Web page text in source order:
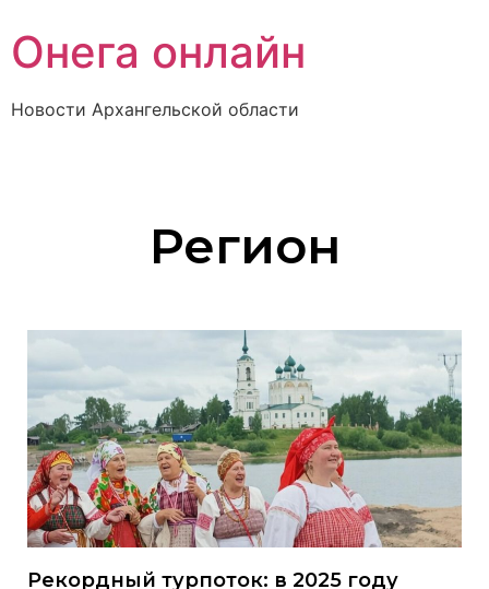
Онега онлайн
Новости Архангельской области
Регион
Рекордный турпоток: в 2025 году